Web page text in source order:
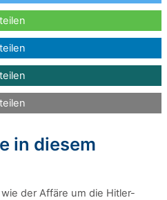
teilen
teilen
teilen
teilen
in diesem
der Affäre um die Hitler-